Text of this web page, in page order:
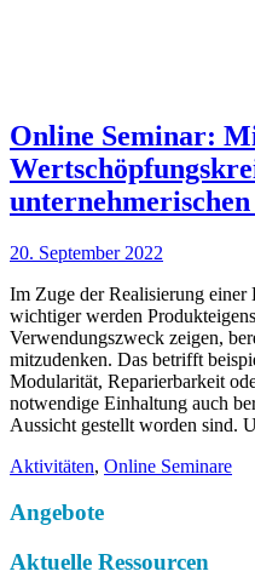
Online Seminar:
20. September 2022
Im Zuge der Realisierung
wichtiger werden
Verwendungszweck zeigen,
mitzudenken. Das betrifft
Modularität, Reparierbarkeit
notwendige Einhaltung auch
Aussicht gestellt worden sind.
Aktivitäten, Online Seminare
Angebote
Aktuelle Ressourcen